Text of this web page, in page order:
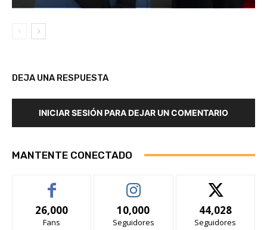
DEJA UNA RESPUESTA
INICIAR SESIÓN PARA DEJAR UN COMENTARIO
MANTENTE CONECTADO
26,000
Fans
10,000
Seguidores
44,028
Seguidores